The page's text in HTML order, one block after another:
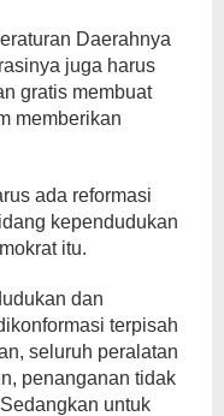
Daerahnya
juga harus
gratis membuat
memberikan
ada reformasi
kependudukan
itu.
dan
terpisah
seluruh peralatan
penanganan tidak
untuk